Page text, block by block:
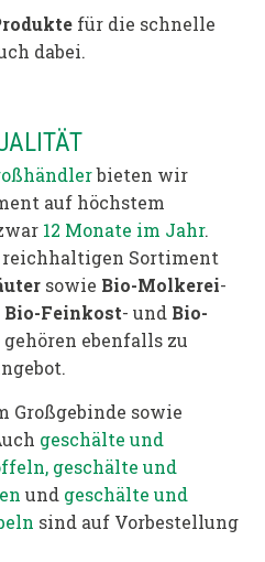
für die schnelle
dabei.
bieten wir
auf höchstem
12 Monate im Jahr.
Sortiment
sowie Bio-Molkerei-
Bio-Feinkost- und Bio-
gehören ebenfalls zu
Großgebinde sowie
geschälte und
geschälte und
und geschälte und
sind auf Vorbestellung